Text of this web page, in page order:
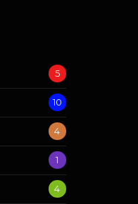
5
10
4
1
4